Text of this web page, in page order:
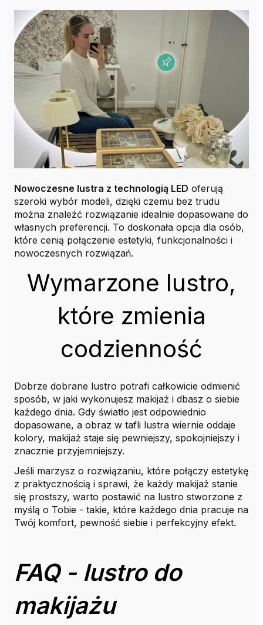
Nowoczesne lustra z technologią LED oferują
szeroki wybór modeli, dzięki czemu bez trudu
można znaleźć rozwiązanie idealnie dopasowane do
własnych preferencji. To doskonała opcja dla osób,
które cenią połączenie estetyki, funkcjonalności i
nowoczesnych rozwiązań.
Wymarzone lustro,
które zmienia
codzienność
Dobrze dobrane lustro potrafi całkowicie odmienić
sposób, w jaki wykonujesz makijaż i dbasz o siebie
każdego dnia. Gdy światło jest odpowiednio
dopasowane, a obraz w tafli lustra wiernie oddaje
kolory, makijaż staje się pewniejszy, spokojniejszy i
znacznie przyjemniejszy.
Jeśli marzysz o rozwiązaniu, które połączy estetykę
z praktycznością i sprawi, że każdy makijaż stanie
się prostszy, warto postawić na lustro stworzone z
myślą o Tobie - takie, które każdego dnia pracuje na
Twój komfort, pewność siebie i perfekcyjny efekt.
FAQ - lustro do
makijażu